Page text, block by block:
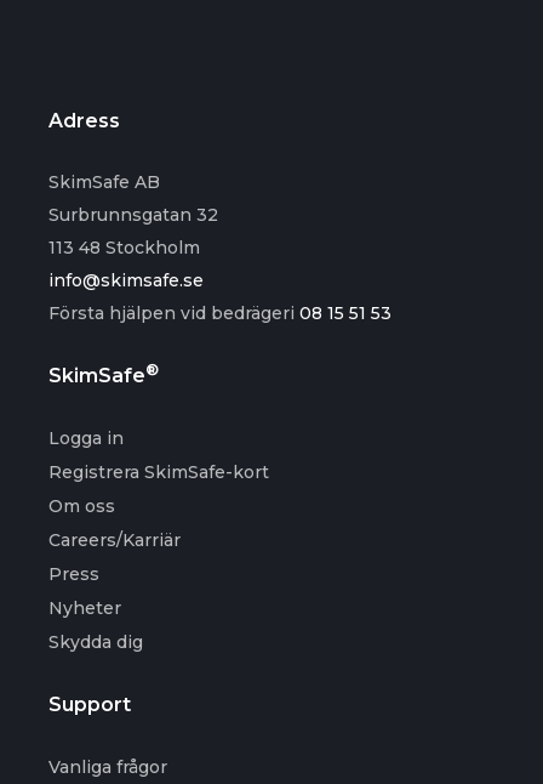
Adress
SkimSafe AB
Surbrunnsgatan 32
113 48 Stockholm
info@skimsafe.se
Första hjälpen vid bedrägeri 08 15 51 53
SkimSafe®
Logga in
Registrera SkimSafe-kort
Om oss
Careers/Karriär
Press
Nyheter
Skydda dig
Support
Vanliga frågor